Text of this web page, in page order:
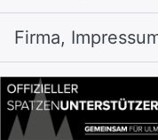
Firma,